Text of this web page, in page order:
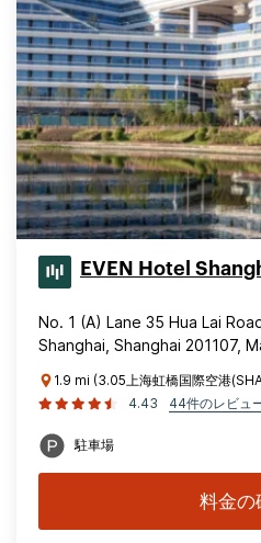
EVEN Hotel
No. 1 (A) Lane 35 Hua Lai
Shanghai, Shanghai 201107,
1.9 mi (3.05上海虹橋国際空港
4.43
44件のレビュ
駐車場
料金の